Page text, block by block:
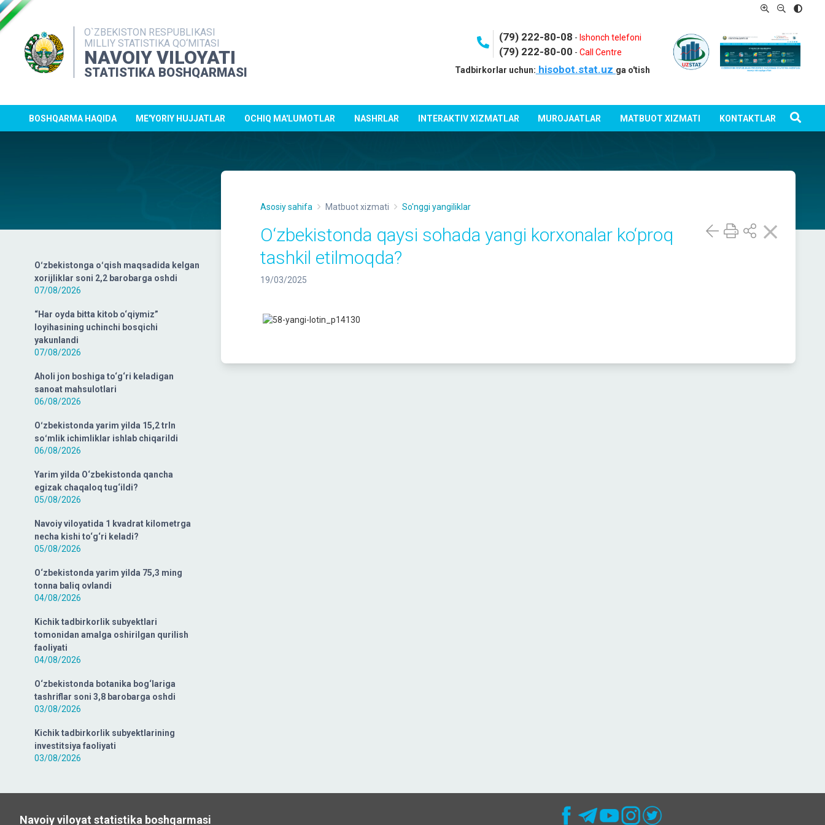
O`ZBEKISTON RESPUBLIKASI
MILLIY STATISTIKA QO‘MITASI
NAVOIY VILOYATI
STATISTIKA BOSHQARMASI
(79) 222-80-08 - Ishonch telefoni
(79) 222-80-00 -Call Centre
Tadbirkorlar uchun: hisobot.stat.uz ga o'tish
BOSHQARMA HAQIDA ME'YORIY HUJJATLAR OCHIQ MA'LUMOTLAR NASHRLAR INTERAKTIV XIZMATLAR MUROJAATLAR MATBUOT XIZMATI KONTAKTLAR
Oʻzbekistonga oʻqish maqsadida kelgan
xorijliklar soni 2,2 barobarga oshdi
07/08/2026
“Har oyda bitta kitob o‘qiymiz”
loyihasining uchinchi bosqichi
yakunlandi
07/08/2026
Aholi jon boshiga to‘g‘ri keladigan
sanoat mahsulotlari
06/08/2026
Oʻzbekistonda yarim yilda 15,2 trln
soʻmlik ichimliklar ishlab chiqarildi
06/08/2026
Yarim yilda O‘zbekistonda qancha
egizak chaqaloq tug‘ildi?
05/08/2026
Navoiy viloyatida 1 kvadrat kilometrga
necha kishi to‘g‘ri keladi?
05/08/2026
O‘zbekistonda yarim yilda 75,3 ming
tonna baliq ovlandi
04/08/2026
Kichik tadbirkorlik subyektlari
tomonidan amalga oshirilgan qurilish
faoliyati
04/08/2026
O‘zbekistonda botanika bog‘lariga
tashriflar soni 3,8 barobarga oshdi
03/08/2026
Kichik tadbirkorlik subyektlarining
investitsiya faoliyati
03/08/2026
Asosiy sahifa Matbuot xizmati So'nggi yangiliklar
O‘zbekistonda qaysi sohada yangi korxonalar ko‘proq
tashkil etilmoqda?
19/03/2025
Navoiy viloyat statistika boshqarmasi